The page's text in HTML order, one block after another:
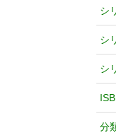
シ
シ
シ
分